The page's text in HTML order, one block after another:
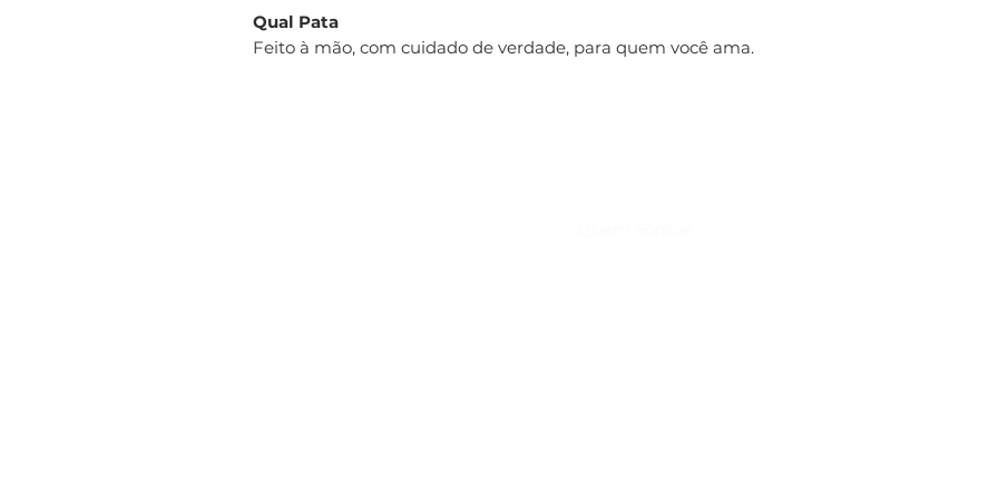
Qual Pata
Feito à mão, com cuidado de verdade, para quem você ama.